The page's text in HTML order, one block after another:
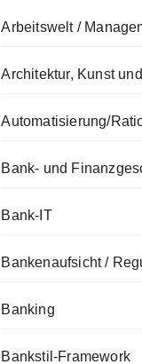
Arbeitswelt /
Architektur, Kunst
Automatisierung/
Bank- und
Bank-IT
Bankenaufsicht /
Banking
Bankstil-Framework